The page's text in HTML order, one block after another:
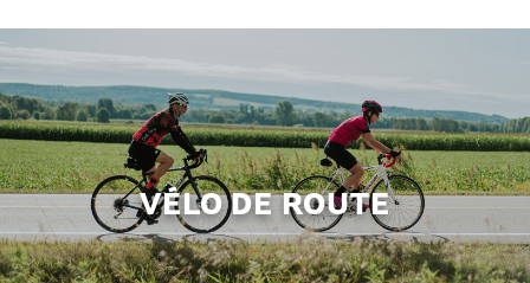
VÉLO DE ROUTE